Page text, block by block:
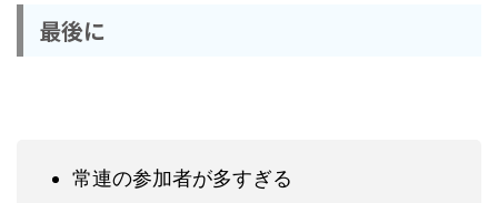
最後に
常連の参加者が多すぎる